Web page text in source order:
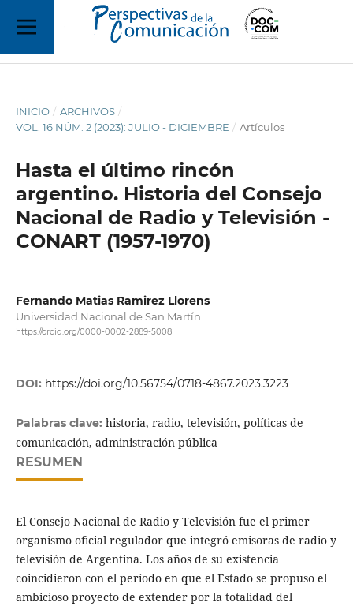
INICIO / ARCHIVOS /
VOL. 16 NÚM. 2 (2023): JULIO - DICIEMBRE / Artículos
Hasta el último rincón
argentino. Historia del Consejo
Nacional de Radio y Televisión -
CONART (1957-1970)
Fernando Matias Ramirez Llorens
Universidad Nacional de San Martín
https://orcid.org/0000-0002-2889-5008
DOI: https://doi.org/10.56754/0718-4867.2023.3223
Palabras clave: historia, radio, televisión, políticas de
comunicación, administración pública
RESUMEN
El Consejo Nacional de Radio y Televisión fue el primer
organismo oficial regulador que integró emisoras de radio y
televisión de Argentina. Los años de su existencia
coincidieron con el período en que el Estado se propuso el
ambicioso proyecto de extender por la totalidad del